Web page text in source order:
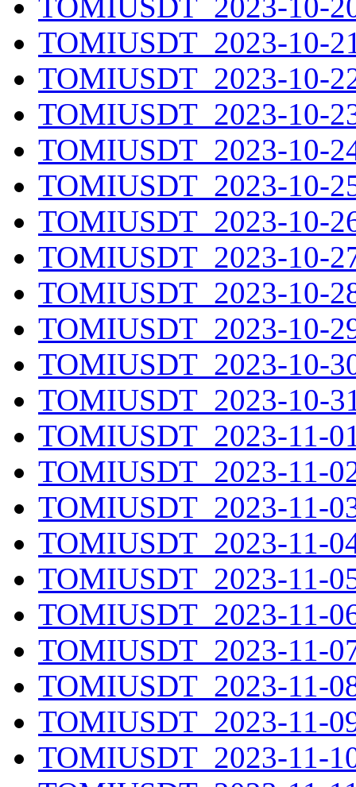
TOMIUSDT_2023-10-
TOMIUSDT_2023-10-
TOMIUSDT_2023-10-
TOMIUSDT_2023-10-
TOMIUSDT_2023-10-
TOMIUSDT_2023-10-
TOMIUSDT_2023-10-
TOMIUSDT_2023-10-
TOMIUSDT_2023-10-
TOMIUSDT_2023-10-
TOMIUSDT_2023-10-
TOMIUSDT_2023-11-
TOMIUSDT_2023-11-
TOMIUSDT_2023-11-
TOMIUSDT_2023-11-
TOMIUSDT_2023-11-
TOMIUSDT_2023-11-
TOMIUSDT_2023-11-
TOMIUSDT_2023-11-
TOMIUSDT_2023-11-
TOMIUSDT_2023-11-